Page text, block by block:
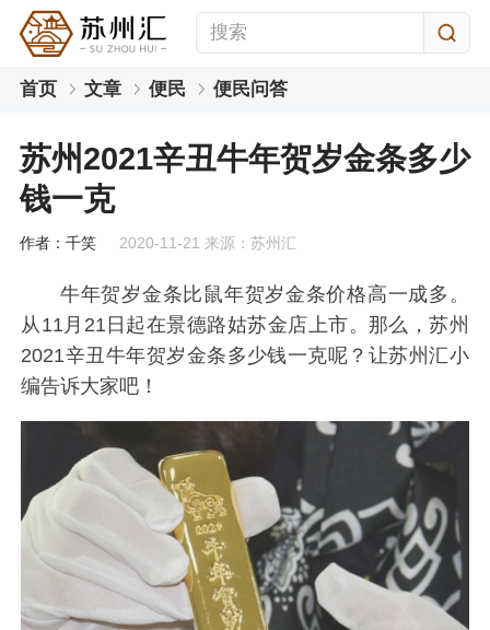
首页 文章 便民 便民问答
苏州2021辛丑牛年贺岁金条多少
钱一克
作者：千笑 2020-11-21 来源：苏州汇
牛年贺岁金条比鼠年贺岁金条价格高一成多。
从11月21日起在景德路姑苏金店上市。那么，苏州
2021辛丑牛年贺岁金条多少钱一克呢？让苏州汇小
编告诉大家吧！